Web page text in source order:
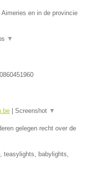
en in de provincie
▼
Screenshot ▼
gelegen recht over de
teasylights, babylights,